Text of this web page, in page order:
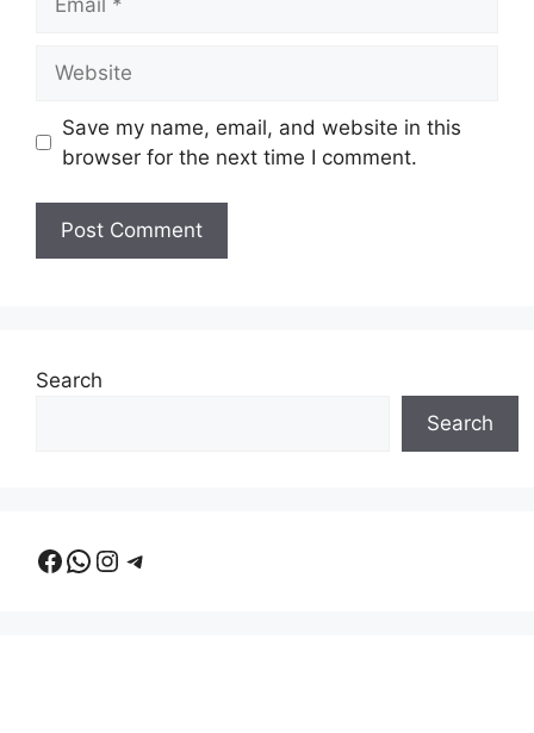
Save my name, email, and website in this
browser for the next time I comment.
Search
Search
Facebook
WhatsApp
Instagram
Telegram